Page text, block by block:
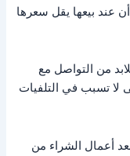
عند بيعها يقل سعرها
من التواصل مع
لا تسبب في التلفيات
أعمال الشراء من